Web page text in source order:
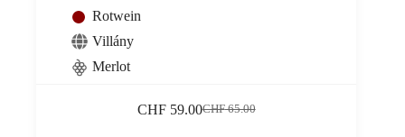
Rotwein
Villány
Merlot
CHF65.00
Ursprünglicher
CHF59.00Aktueller